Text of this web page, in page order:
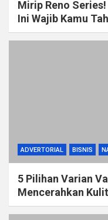
Mirip Reno
Ini Wajib Kamu
ADVERTORIAL BISNIS
5 Pilihan Varian
Mencerahkan Kulit